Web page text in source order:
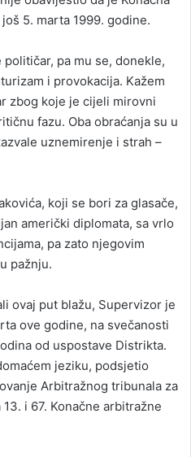
5. marta 1999. godine.
pa mu se, donekle,
i provokacija. Kažem
zbog koje je cijeli mirovni
fazu. Oba obraćanja su u
uznemirenje i strah –
koji se bori za glasače,
američki diplomata, sa vrlo
pa zato njegovim
pažnju.
ovaj put blažu, Supervizor je
ove godine, na svečanosti
od uspostave Distrikta.
jeziku, podsjetio
Arbitražnog tribunala za
i 67. Konačne arbitražne